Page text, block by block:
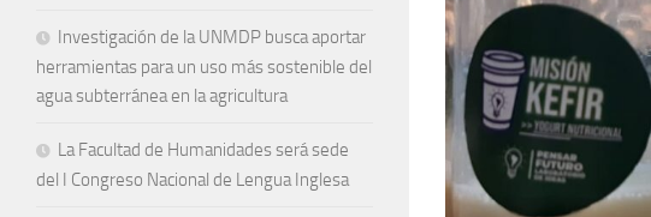
Investigación de la UNMDP busca aportar
herramientas para un uso más sostenible del
agua subterránea en la agricultura
La Facultad de Humanidades será sede
del I Congreso Nacional de Lengua Inglesa